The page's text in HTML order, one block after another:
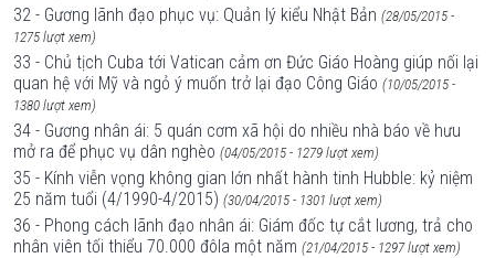
32 - Gương lãnh đạo phục vụ: Quản lý kiểu Nhật Bản (28/05/2015 -
1275 lượt xem)
33 - Chủ tịch Cuba tới Vatican cảm ơn Đức Giáo Hoàng giúp nối lại
quan hệ với Mỹ và ngỏ ý muốn trở lại đạo Công Giáo (10/05/2015 -
1380 lượt xem)
34 - Gương nhân ái: 5 quán cơm xã hội do nhiều nhà báo về hưu
mở ra để phục vụ dân nghèo (04/05/2015 - 1279 lượt xem)
35 - Kính viễn vọng không gian lớn nhất hành tinh Hubble: kỷ niệm
25 năm tuổi (4/1990-4/2015) (30/04/2015 - 1301 lượt xem)
36 - Phong cách lãnh đạo nhân ái: Giám đốc tự cắt lương, trả cho
nhân viên tối thiểu 70.000 đôla một năm (21/04/2015 - 1297 lượt xem)